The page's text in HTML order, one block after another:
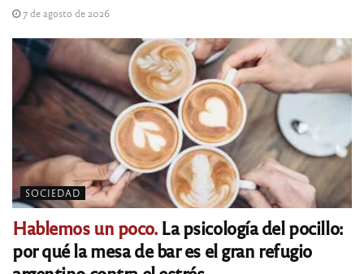
7 de agosto de 2026
SOCIEDAD
Hablemos un poco.La psicología del pocillo:
por qué la mesa de bar es el gran refugio